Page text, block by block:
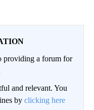
providing a forum for
and relevant. You
by clicking here